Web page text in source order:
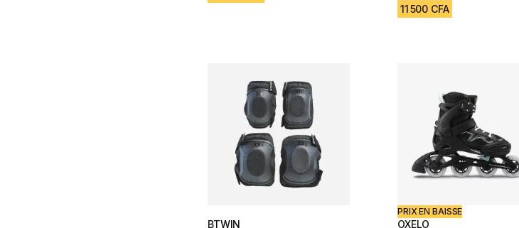
11 500 CFA
BTWIN
PRIX EN BAISSE
OXELO